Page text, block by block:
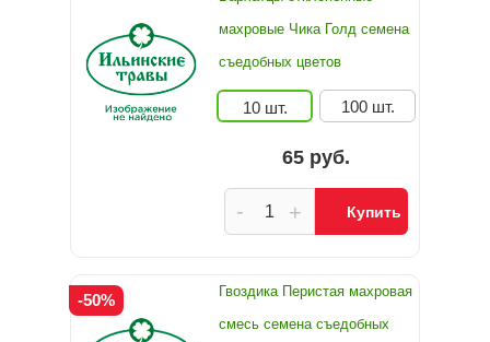
махровые Чика Голд семена
съедобных цветов
10 шт. 100 шт.
65 руб.
+
- Купить
Гвоздика Перистая махровая
смесь семена съедобных
-50%